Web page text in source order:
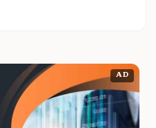
AD